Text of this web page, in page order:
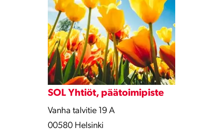
SOL Yhtiöt, päätoimipiste
Vanha talvitie 19 A
00580 Helsinki